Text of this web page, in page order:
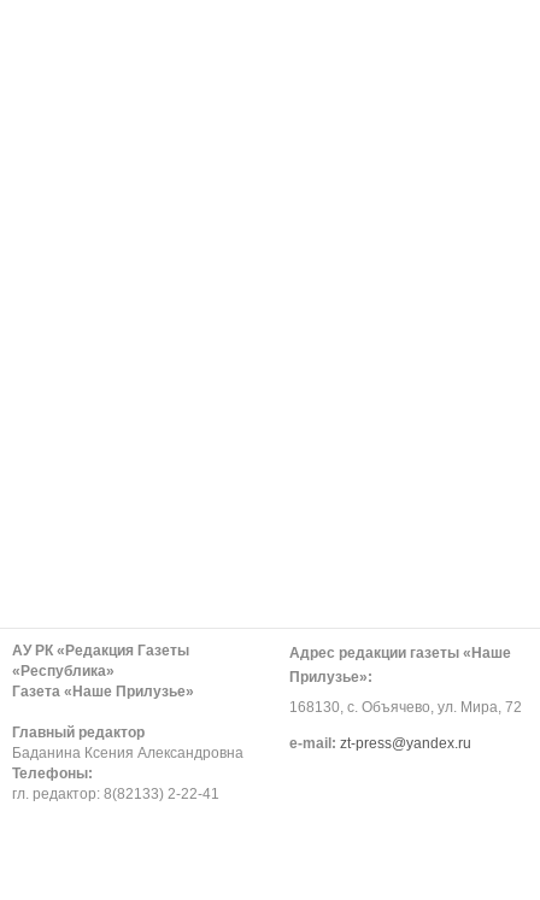
АУ РК «Редакция Газеты
«Республика»
Газета «Наше Прилузье»
Главный редактор
Баданина Ксения Александровна
Телефоны:
гл. редактор: 8(82133) 2-22-41
Адрес редакции газеты «Наше
Прилузье»:
168130, с. Объячево, ул. Мира, 72
е-mail: zt-press@yandex.ru